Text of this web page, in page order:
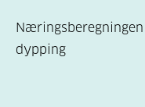
dypping